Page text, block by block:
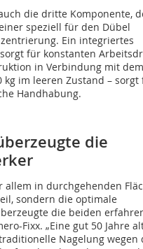
die dritte Komponente,
speziell für den Dübel
Ein integriertes
für konstanten
in Verbindung mit
kg im leeren Zustand –
Handhabung.
die
allem in durchgehenden
sondern die optimale
die beiden
Fixx. „Eine gut 50 Jahre
Nagelung wegen